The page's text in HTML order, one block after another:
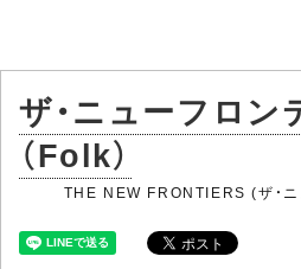
ザ・ニューフロン
（Folk）
THE NEW FRONTIERS (ザ・